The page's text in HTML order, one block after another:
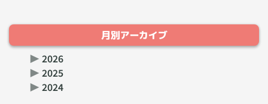
月別アーカイブ
▶ 2026
▶ 2025
▶ 2024